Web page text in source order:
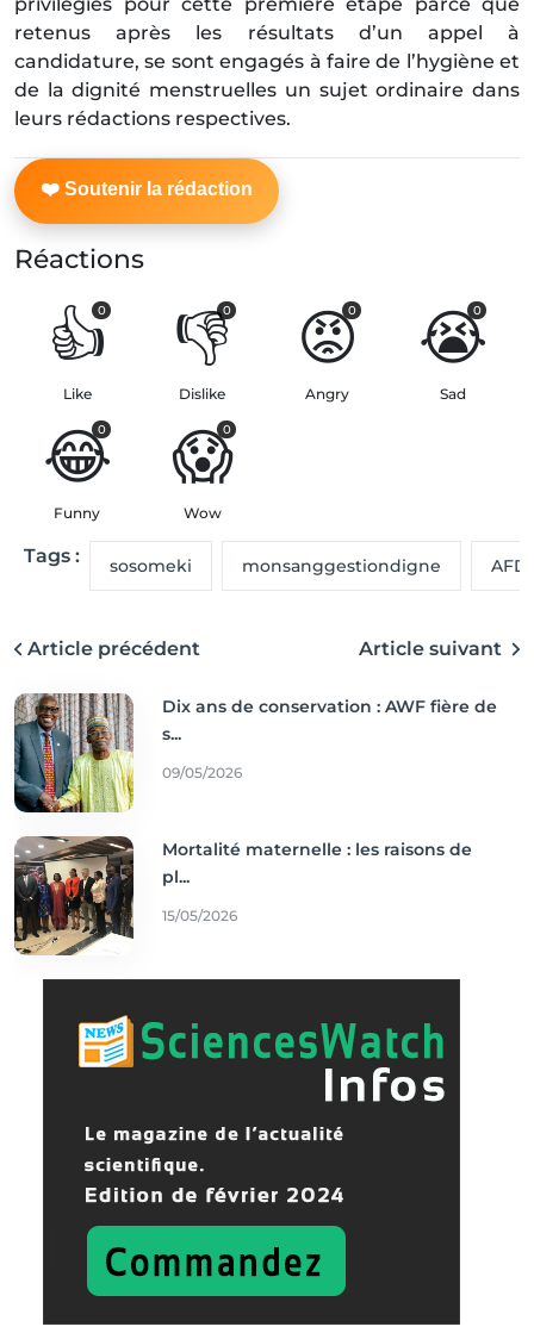
privilégiés pour cette première étape parce que
retenus après les résultats d’un appel à
candidature, se sont engagés à faire de l’hygiène et
de la dignité menstruelles un sujet ordinaire dans
leurs rédactions respectives.
Réactions
👍
0
Like
👎
0
Dislike
😡
0
Angry
😭
0
Sad
😂
0
Funny
😱
0
Wow
Tags : sosomeki monsanggestiondigne AFD
Article précédent Article suivant
Dix ans de conservation : AWF fière de
s...
09/05/2026
Mortalité maternelle : les raisons de
pl...
15/05/2026